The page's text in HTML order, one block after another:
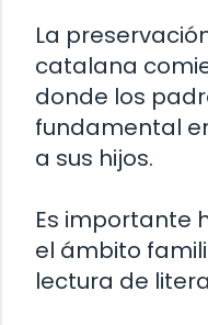
La
catalana
donde los
fundamental
a sus hijos.
Es importante
el ámbito
lectura de